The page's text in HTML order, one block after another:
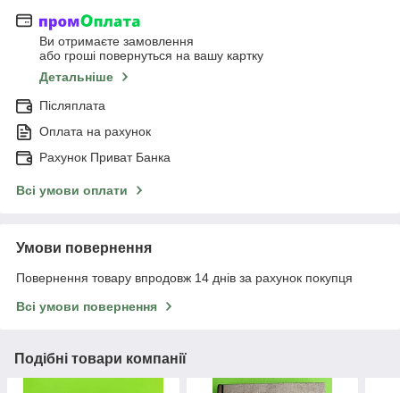
Ви отримаєте замовлення
або гроші повернуться на вашу картку
Детальніше
Післяплата
Оплата на рахунок
Рахунок Приват Банка
Всі умови оплати
Умови повернення
Повернення товару впродовж 14 днів за рахунок покупця
Всі умови повернення
Подібні товари компанії